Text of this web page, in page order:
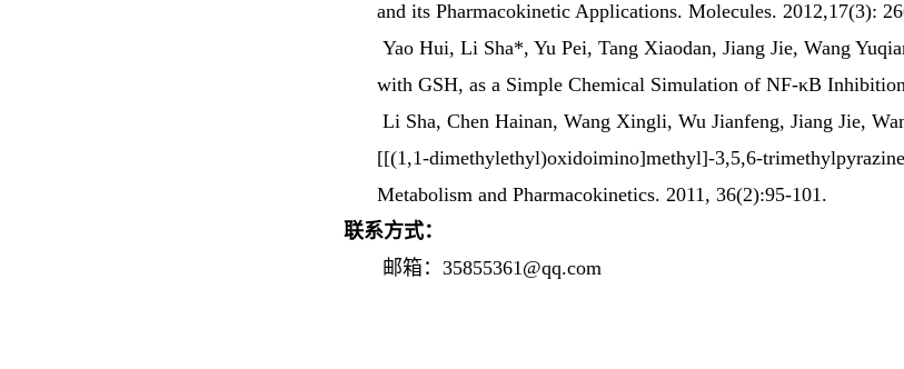
and its Pharmacokinetic Applications. Molecules. 2012,17(3):
Yao Hui,Li Sha*, Yu Pei, Tang Xiaodan, Jiang Jie, Wang
with GSH, as a Simple Chemical Simulation of NF-κB
Li Sha, Chen Hainan, Wang Xingli, Wu Jianfeng, Jiang Jie,
[[(1,1-dimethylethyl)oxidoimino]methyl]-3,5,6-
Metabolism and Pharmacokinetics. 2011, 36(2):95-101.
联系方式：
邮箱：35855361@qq.com